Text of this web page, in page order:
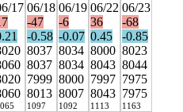
17 06/18
-47
-0.58
8037
8037
7999
8013
1097
06/19
-6
-0.07
8034
8034
8000
8007
1092
06/22
36
0.45
8000
8043
7997
8043
1113
06/23
-68
-0.85
8023
8044
7975
7975
1163